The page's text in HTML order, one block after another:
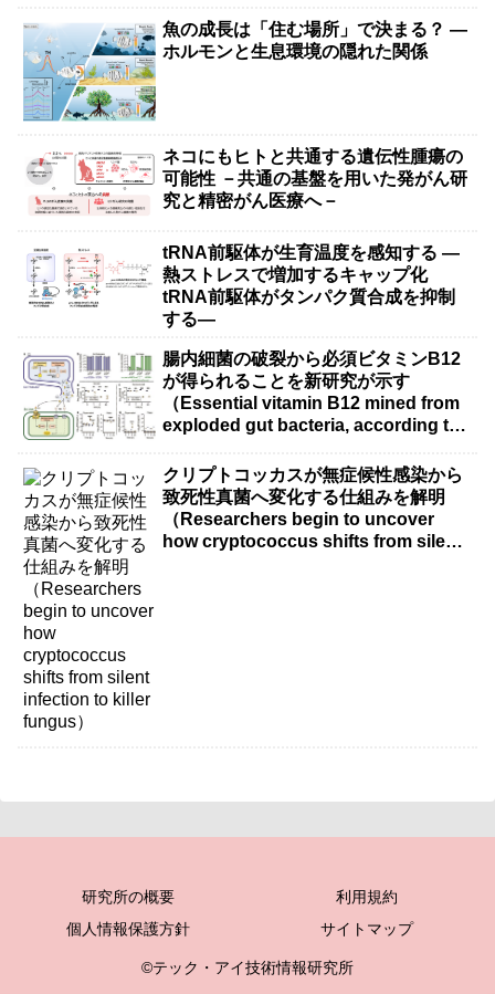
魚の成長は「住む場所」で決まる？ ―
ホルモンと生息環境の隠れた関係
ネコにもヒトと共通する遺伝性腫瘍の
可能性 －共通の基盤を用いた発がん研
究と精密がん医療へ－
tRNA前駆体が生育温度を感知する ―
熱ストレスで増加するキャップ化
tRNA前駆体がタンパク質合成を抑制
する―
腸内細菌の破裂から必須ビタミンB12
が得られることを新研究が示す
（Essential vitamin B12 mined from
exploded gut bacteria, according to
クリプトコッカスが無症候性感染から
致死性真菌へ変化する仕組みを解明
（Researchers begin to uncover
how cryptococcus shifts from silent
研究所の概要
利用規約
個人情報保護方針
サイトマップ
©テック・アイ技術情報研究所